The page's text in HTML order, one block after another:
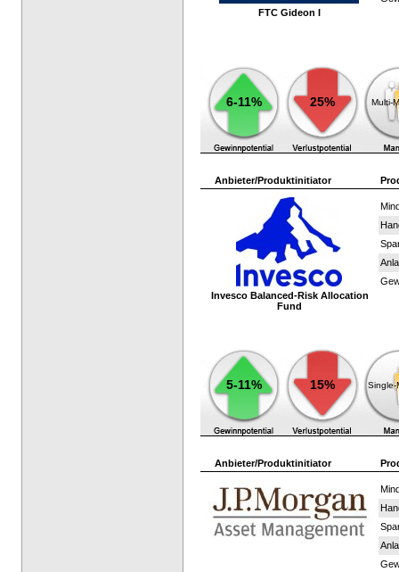
FTC Gideon I
6-11% 25% Multi-
Anbieter/Produktinitiator
Invesco Balanced-Risk Allocation
Fund
5-11% 15% Single-
Anbieter/Produktinitiator